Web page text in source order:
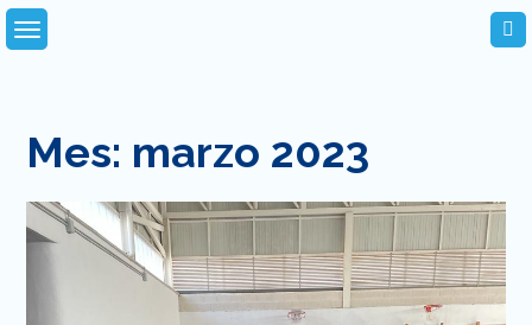
Skip
to
Mes: marzo 2023